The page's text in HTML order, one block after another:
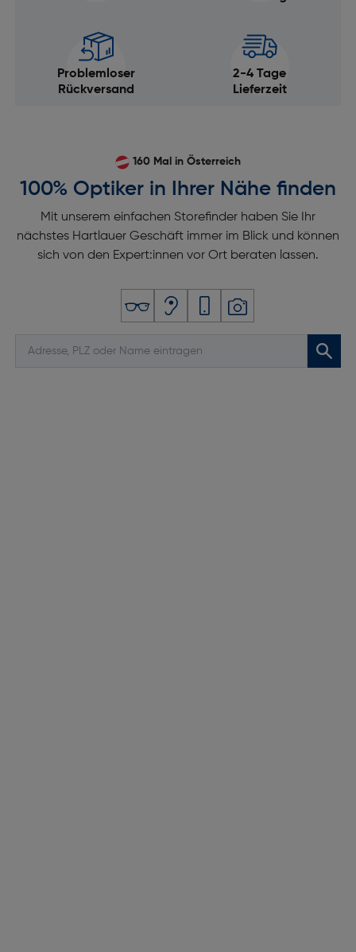
Problemloser
Rückversand
2-4 Tage
Lieferzeit
160 Mal in Österreich
100% Optiker in Ihrer Nähe finden
Mit unserem einfachen Storefinder haben Sie Ihr
nächstes Hartlauer Geschäft immer im Blick und können
sich von den Expert:innen vor Ort beraten lassen.